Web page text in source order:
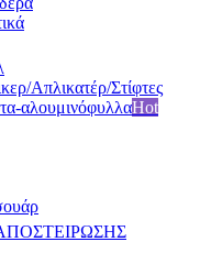
Απλικατέρ/Στίφτες
αλουμινόφυλλαHot